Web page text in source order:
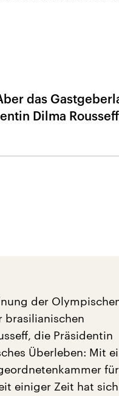
das
Dilma Rousseff
der
brasilianischen
die Präsidentin
Überleben: Mit
einiger Zeit hat